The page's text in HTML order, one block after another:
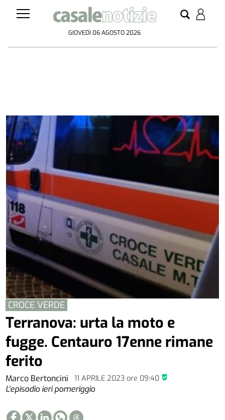
GIOVEDÌ 06 AGOSTO 2026
Marco Bertoncini 11 APRILE 2023ore 09:40
CROCE VERDE
Terranova: urta la moto e
fugge. Centauro 17enne rimane
ferito
L'episodio ieri pomeriggio